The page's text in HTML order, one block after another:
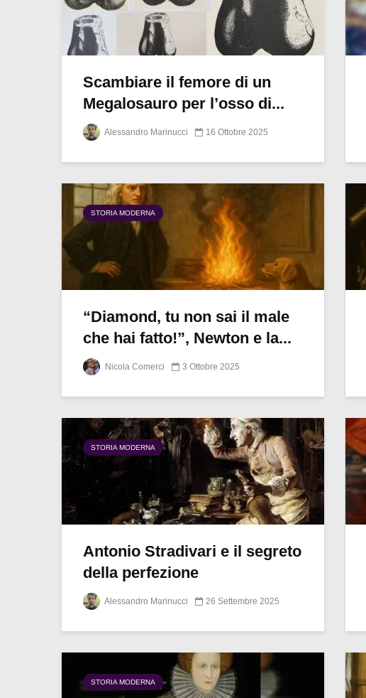
Scambiare il femore di un
Megalosauro per l’osso di...
Alessandro Marinucci 16 Ottobre 2025
STORIA MODERNA
“Diamond, tu non sai il male
che hai fatto!”, Newton e la...
Nicola Comerci 3 Ottobre 2025
STORIA MODERNA
Antonio Stradivari e il segreto
della perfezione
Alessandro Marinucci 26 Settembre 2025
STORIA MODERNA